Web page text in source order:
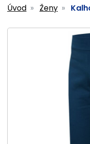
Úvod Ženy